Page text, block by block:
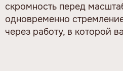
скромность перед
одновременно
через работу, в которой